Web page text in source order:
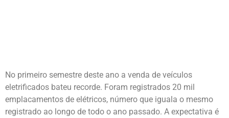
No primeiro semestre deste ano a venda de veículos
eletrificados bateu recorde. Foram registrados 20 mil
emplacamentos de elétricos, número que iguala o mesmo
registrado ao longo de todo o ano passado. A expectativa é